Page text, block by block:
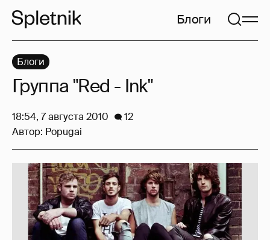
Блоги
Блоги
Группа "Red - Ink"
18:54, 7 августа 2010
12
Автор: Popugai